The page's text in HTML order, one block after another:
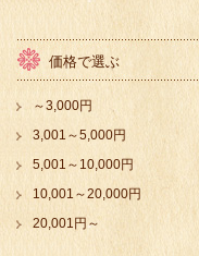
価格で選ぶ
～3,000円
3,001～5,000円
5,001～10,000円
10,001～20,000円
20,001円～